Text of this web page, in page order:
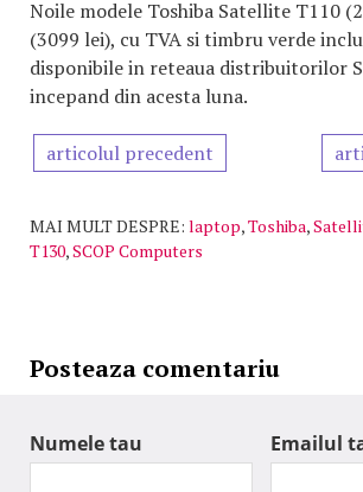
Noile modele Toshiba Satellite T110
(3099 lei), cu TVA si timbru verde
disponibile in reteaua distribuitorilor
incepand din acesta luna.
articolul precedent
MAI MULT DESPRE: laptop,Toshiba,
T130,SCOP Computers
Posteaza comentariu
Numele tau Emailul